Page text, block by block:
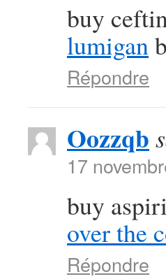
buy
lumigan
Répondre
Oozzqb
17
buy
over the
Répondre